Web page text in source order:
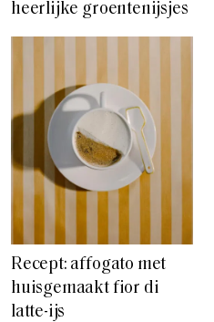
heerlijke groentenijsjes
Recept: affogato met
huisgemaakt fior di
latte-ijs